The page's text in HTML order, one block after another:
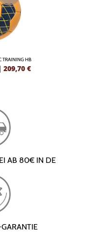
TRAINING HB
209,70 €
AB 80€ IN DE